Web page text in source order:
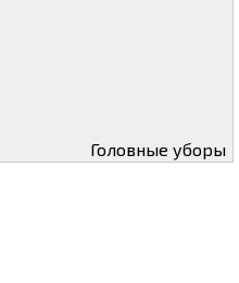
Головные уборы